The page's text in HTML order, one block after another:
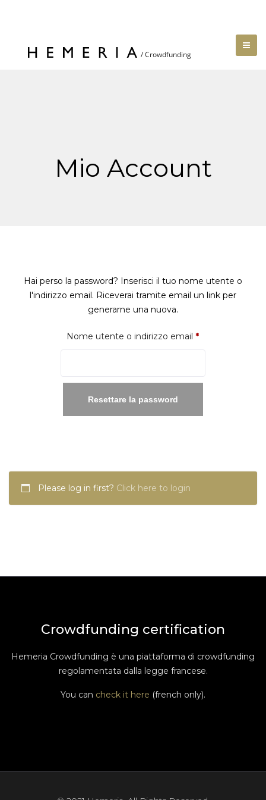
Mio Account
Hai perso la password? Inserisci il tuo nome utente o
l'indirizzo email. Riceverai tramite email un link per
generarne una nuova.
Nome utente o indirizzo email *Richiesto
Resettare la password
Please log in first? Click here to login
Crowdfunding certification
Hemeria Crowdfunding è una piattaforma di crowdfunding
regolamentata dalla legge francese.
You can check it here (french only).